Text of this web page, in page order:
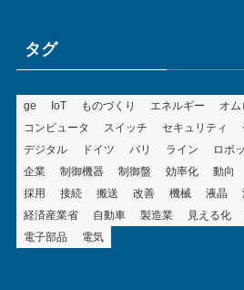
ータグ
ge IoT ものづくり エネルギー オム
コンピュータ
スイッチ セキュリティ
デジタル
ドイツ バリ ライン ロボ
企業
制御機器 制御盤 効率化 動向
採用
接続 搬送 改善 機械 液晶
経済産業省
自動車 製造業 見える化
電子部品
電気